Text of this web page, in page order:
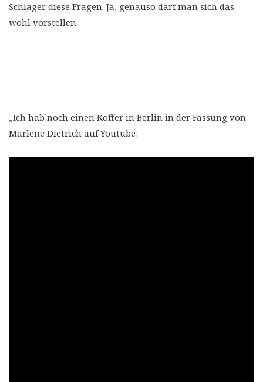
Schlager diese Fragen. Ja, genauso darf man sich das
wohl vorstellen.
„Ich hab´noch einen Koffer in Berlin in der Fassung von
Marlene Dietrich auf Youtube: